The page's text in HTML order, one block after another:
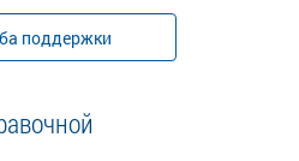
поддержки